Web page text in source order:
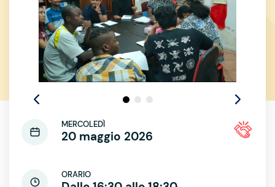
MERCOLEDÌ
20 maggio 2026
ORARIO